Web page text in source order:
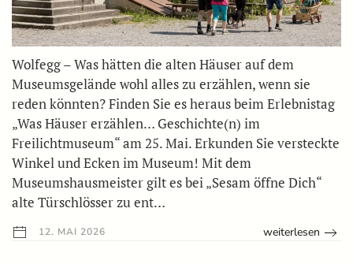
Wolfegg – Was hätten die alten Häuser auf dem
Museumsgelände wohl alles zu erzählen, wenn sie
reden könnten? Finden Sie es heraus beim Erlebnistag
„Was Häuser erzählen… Geschichte(n) im
Freilichtmuseum“ am 25. Mai. Erkunden Sie versteckte
Winkel und Ecken im Museum! Mit dem
Museumshausmeister gilt es bei „Sesam öffne Dich“
alte Türschlösser zu ent…
12. MAI 2026 weiterlesen